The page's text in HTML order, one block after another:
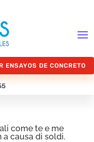
ENSAYOS DE CONCRETO
come te e me
a causa di soldi.